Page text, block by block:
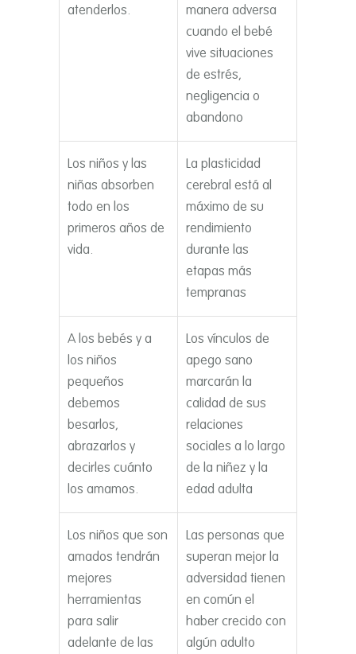
atenderlos.
manera adversa
cuando el bebé
vive situaciones
de estrés,
negligencia o
abandono
Los niños y las
niñas absorben
todo en los
primeros años de
vida.
La plasticidad
cerebral está al
máximo de su
rendimiento
durante las
etapas más
tempranas
A los bebés y a
los niños
pequeños
debemos
besarlos,
abrazarlos y
decirles cuánto
los amamos.
Los ví­nculos de
apego sano
marcarán la
calidad de sus
relaciones
sociales a lo largo
de la niñez y la
edad adulta
Los niños que son
amados tendrán
mejores
herramientas
para salir
adelante de las
Las personas que
superan mejor la
adversidad tienen
en común el
haber crecido con
algún adulto